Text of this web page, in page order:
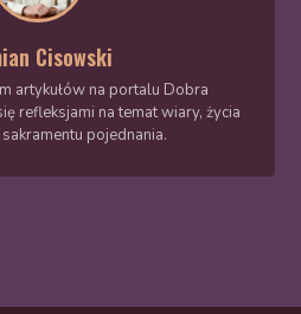
Cisowski
artykułów na portalu Dobra
refleksjami na temat wiary, życia
pojednania.